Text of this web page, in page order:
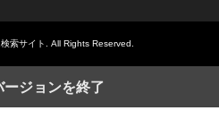
索サイト . All Rights Reserved.
ージョンを終了